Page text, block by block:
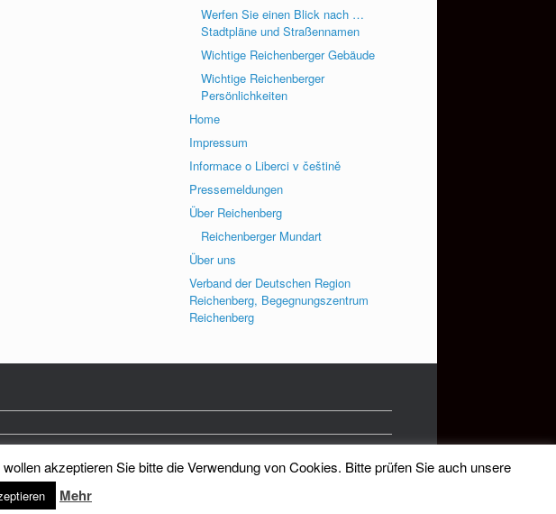
Werfen Sie einen Blick nach …
Stadtpläne und Straßennamen
Wichtige Reichenberger Gebäude
Wichtige Reichenberger
Persönlichkeiten
Home
Impressum
Informace o Liberci v češtině
Pressemeldungen
Über Reichenberg
Reichenberger Mundart
Über uns
Verband der Deutschen Region
Reichenberg, Begegnungszentrum
Reichenberg
Theme bySiteOrigin
akzeptieren Sie bitte die Verwendung von Cookies. Bitte prüfen Sie auch unsere
Mehr